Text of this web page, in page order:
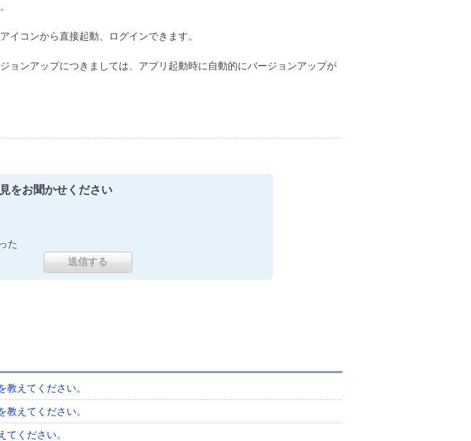
イコンから直接起動、ログインできます。
ョンアップにつきましては、アプリ起動時に自動的にバージョンアップが
をお聞かせください
た
教えてください。
教えてください。
てください。